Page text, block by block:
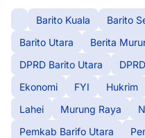
Barito Kuala Barito
Barito Utara
Berita
DPRD Barito Utara
Ekonomi
FYI Hukrim
Lahei
Murung Raya
Pemkab Barifo Utara